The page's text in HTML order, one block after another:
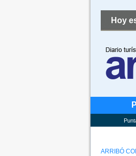
Hoy
ARRIBÓ